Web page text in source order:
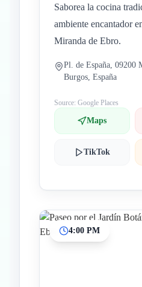
Saborea la cocina
ambiente encantador
Miranda de Ebro.
Pl. de España, 09200
Burgos, España
Source: Google Places
Maps
TikTok
4:00 PM